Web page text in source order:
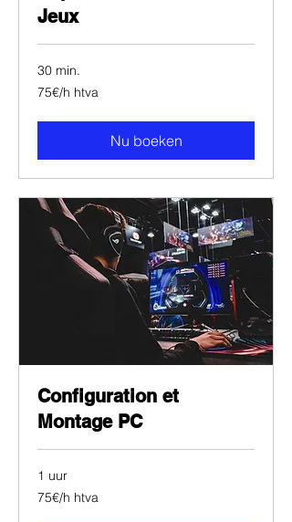
Jeux
30 min.
75€/h
htva
75€/h htva
Nu boeken
Configuration et
Montage PC
1 uur
75€/h
htva
75€/h htva